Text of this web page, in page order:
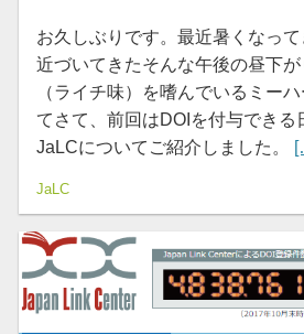
お久しぶりです。最近暑くなっ
近づいてきたそんな午後の昼下
（ライチ味）を嗜んでいるミー
てさて、前回はDOIを付与できる
JaLCについてご紹介しました。
JaLC